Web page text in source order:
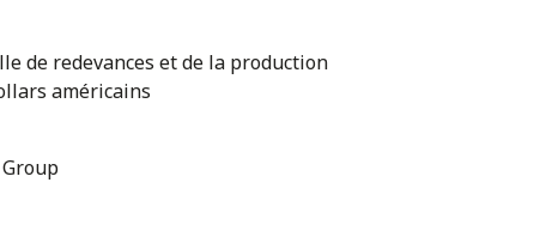
de redevances et de la production
américains